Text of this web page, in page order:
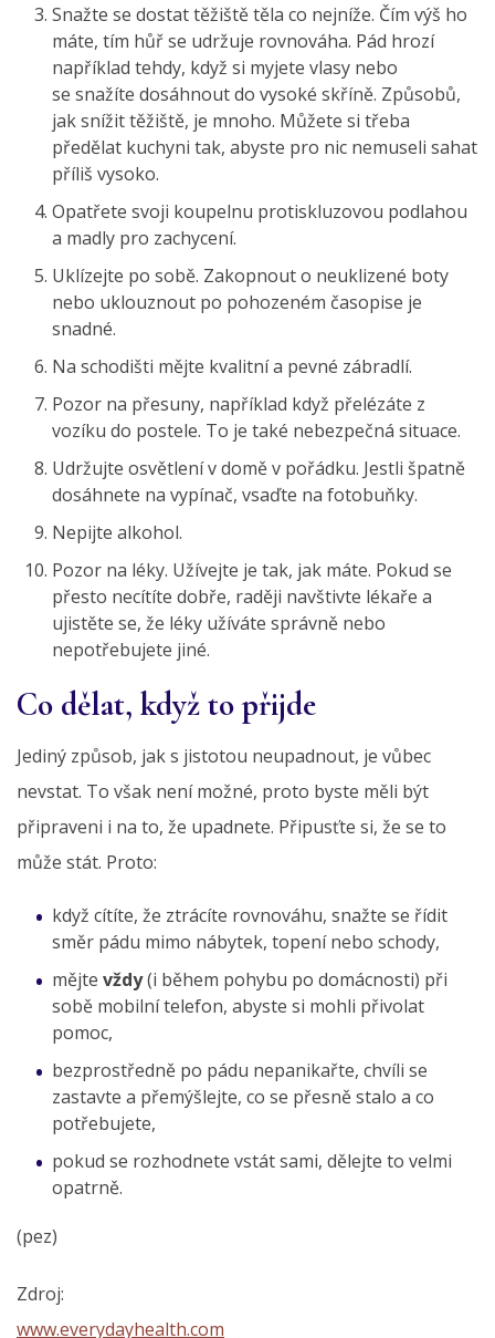
Snažte se dostat těžiště těla co nejníže. Čím výš ho
máte, tím hůř se udržuje rovnováha. Pád hrozí
například tehdy, když si myjete vlasy nebo
se snažíte dosáhnout do vysoké skříně. Způsobů,
jak snížit těžiště, je mnoho. Můžete si třeba
předělat kuchyni tak, abyste pro nic nemuseli sahat
příliš vysoko.
Opatřete svoji koupelnu protiskluzovou podlahou
a madly pro zachycení.
Uklízejte po sobě. Zakopnout o neuklizené boty
nebo uklouznout po pohozeném časopise je
snadné.
Na schodišti mějte kvalitní a pevné zábradlí.
Pozor na přesuny, například když přelézáte z
vozíku do postele. To je také nebezpečná situace.
Udržujte osvětlení v domě v pořádku. Jestli špatně
dosáhnete na vypínač, vsaďte na fotobuňky.
Nepijte alkohol.
Pozor na léky. Užívejte je tak, jak máte. Pokud se
přesto necítíte dobře, raději navštivte lékaře a
ujistěte se, že léky užíváte správně nebo
nepotřebujete jiné.
Co dělat, když to přijde
Jediný způsob, jak s jistotou neupadnout, je vůbec
nevstat. To však není možné, proto byste měli být
připraveni i na to, že upadnete. Připusťte si, že se to
může stát. Proto:
když cítíte, že ztrácíte rovnováhu, snažte se řídit
směr pádu mimo nábytek, topení nebo schody,
mějte vždy(i během pohybu po domácnosti) při
sobě mobilní telefon, abyste si mohli přivolat
pomoc,
bezprostředně po pádu nepanikařte, chvíli se
zastavte a přemýšlejte, co se přesně stalo a co
potřebujete,
pokud se rozhodnete vstát sami, dělejte to velmi
opatrně.
(pez)
Zdroj:
www.everydayhealth.com